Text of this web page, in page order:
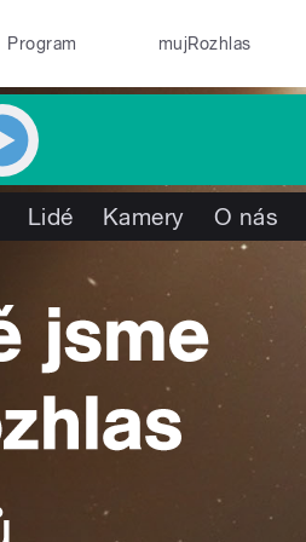
Program mujRozhlas
Lidé Kamery O nás